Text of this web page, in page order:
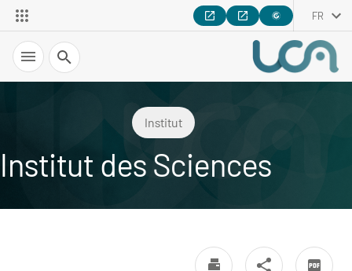
FR
Recherche
Institut
Institut des Sciences